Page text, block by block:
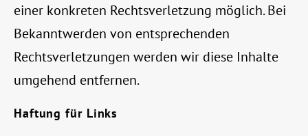
einer konkreten Rechtsverletzung möglich. Bei
Bekanntwerden von entsprechenden
Rechtsverletzungen werden wir diese Inhalte
umgehend entfernen.
Haftung für Links